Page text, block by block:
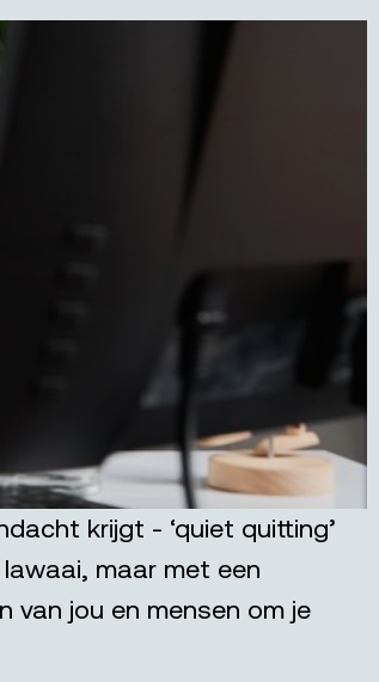
krijgt - ‘quiet quitting’
maar met een
van jou en mensen om je